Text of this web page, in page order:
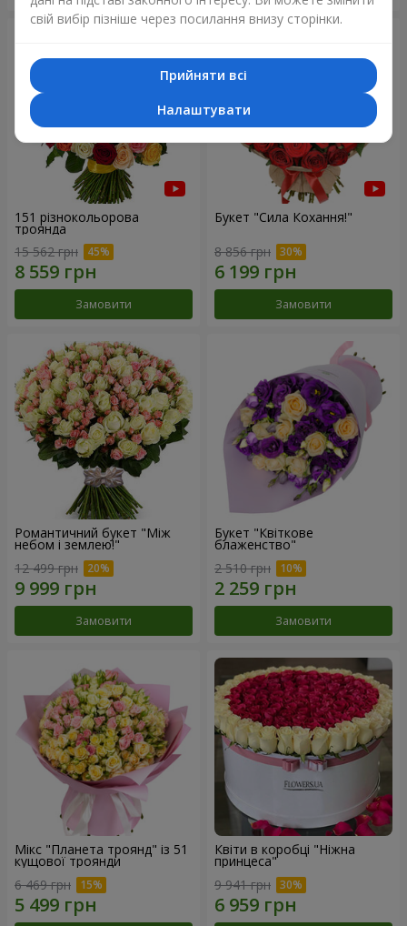
151 різнокольорова
троянда
15 562 грн
Замовити
Букет "Сила Кохання!"
8 856 грн
Замовити
Романтичний букет "Між
небом і землею!"
12 499 грн
Замовити
Букет "Квіткове
блаженство"
2 510 грн
Замовити
Мікс "Планета троянд" із 51
кущової троянди
6 469 грн
Квіти в коробці "Ніжна
принцеса"
9 941 грн
свій вибір пізніше через посилання внизу сторінки.
Прийняти всі
Налаштувати